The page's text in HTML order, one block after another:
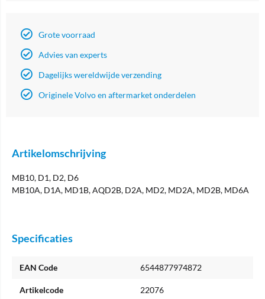
Grote voorraad
Advies van experts
Dagelijks wereldwijde verzending
Originele Volvo en aftermarket onderdelen
Artikelomschrijving
MB10, D1, D2, D6
MB10A, D1A, MD1B, AQD2B, D2A, MD2, MD2A, MD2B, MD6A
Specificaties
EAN Code 6544877974872
Artikelcode 22076